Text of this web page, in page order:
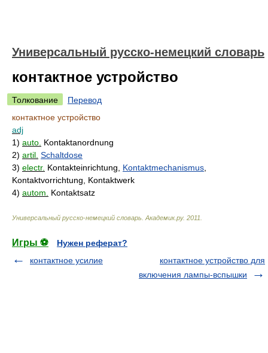
Универсальный русско-немецкий словарь
контактное устройство
Толкование
Перевод
контактное устройство
adj
1) auto. Kontaktanordnung
2) artil. Schaltdose
3) electr. Kontakteinrichtung, Kontaktmechanismus
Kontaktvorrichtung, Kontaktwerk
4) autom. Kontaktsatz
Универсальный русско-немецкий словарь Академик.ру. 2011
Игры ⚽
Нужен реферат?
контактное усилие
контактное устройство для
включения лампы-вспышки